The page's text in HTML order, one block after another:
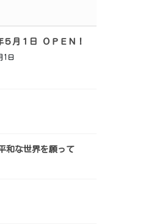
５月１日 ＯＰＥＮ！
1日
和な世界を願って